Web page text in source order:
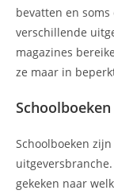
bevatten en
verschillende
magazines
ze maar in
Schoolboeken
Schoolboeken
gekeken naar